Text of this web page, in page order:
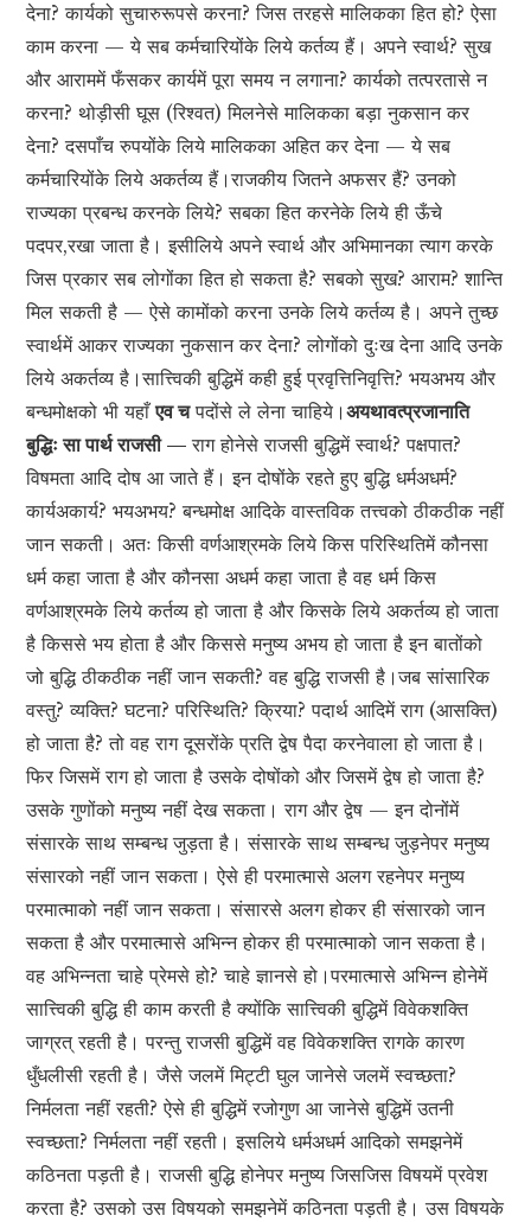
देना? कार्यको सुचारुरूपसे करना? जिस तरहसे मालिकका हित हो? ऐसा
काम करना — ये सब कर्मचारियोंके लिये कर्तव्य हैं। अपने स्वार्थ? सुख
और आराममें फँसकर कार्यमें पूरा समय न लगाना? कार्यको तत्परतासे न
करना? थोड़ीसी घूस (रिश्वत) मिलनेसे मालिकका बड़ा नुकसान कर
देना? दसपाँच रुपयोंके लिये मालिकका अहित कर देना — ये सब
कर्मचारियोंके लिये अकर्तव्य हैं।राजकीय जितने अफसर हैं? उनको
राज्यका प्रबन्ध करनके लिये? सबका हित करनेके लिये ही ऊँचे
पदपर,रखा जाता है। इसीलिये अपने स्वार्थ और अभिमानका त्याग करके
जिस प्रकार सब लोगोंका हित हो सकता है? सबको सुख? आराम? शान्ति
मिल सकती है — ऐसे कामोंको करना उनके लिये कर्तव्य है। अपने तुच्छ
स्वार्थमें आकर राज्यका नुकसान कर देना? लोगोंको दुःख देना आदि उनके
लिये अकर्तव्य है।सात्त्विकी बुद्धिमें कही हुई प्रवृत्तिनिवृत्ति? भयअभय और
बन्धमोक्षको भी यहाँएव चपदोंसे ले लेना चाहिये।अयथावत्प्रजानाति
बुद्धिः सा पार्थ राजसी —राग होनेसे राजसी बुद्धिमें स्वार्थ? पक्षपात?
विषमता आदि दोष आ जाते हैं। इन दोषोंके रहते हुए बुद्धि धर्मअधर्म?
कार्यअकार्य? भयअभय? बन्धमोक्ष आदिके वास्तविक तत्त्वको ठीकठीक नहीं
जान सकती। अतः किसी वर्णआश्रमके लिये किस परिस्थितिमें कौनसा
धर्म कहा जाता है और कौनसा अधर्म कहा जाता है वह धर्म किस
वर्णआश्रमके लिये कर्तव्य हो जाता है और किसके लिये अकर्तव्य हो जाता
है किससे भय होता है और किससे मनुष्य अभय हो जाता है इन बातोंको
जो बुद्धि ठीकठीक नहीं जान सकती? वह बुद्धि राजसी है।जब सांसारिक
वस्तु? व्यक्ति? घटना? परिस्थिति? क्रिया? पदार्थ आदिमें राग (आसक्ति)
हो जाता है? तो वह राग दूसरोंके प्रति द्वेष पैदा करनेवाला हो जाता है।
फिर जिसमें राग हो जाता है उसके दोषोंको और जिसमें द्वेष हो जाता है?
उसके गुणोंको मनुष्य नहीं देख सकता। राग और द्वेष — इन दोनोंमें
संसारके साथ सम्बन्ध जुड़ता है। संसारके साथ सम्बन्ध जुड़नेपर मनुष्य
संसारको नहीं जान सकता। ऐसे ही परमात्मासे अलग रहनेपर मनुष्य
परमात्माको नहीं जान सकता। संसारसे अलग होकर ही संसारको जान
सकता है और परमात्मासे अभिन्न होकर ही परमात्माको जान सकता है।
वह अभिन्नता चाहे प्रेमसे हो? चाहे ज्ञानसे हो।परमात्मासे अभिन्न होनेमें
सात्त्विकी बुद्धि ही काम करती है क्योंकि सात्त्विकी बुद्धिमें विवेकशक्ति
जाग्रत् रहती है। परन्तु राजसी बुद्धिमें वह विवेकशक्ति रागके कारण
धुँधलीसी रहती है। जैसे जलमें मिट्टी घुल जानेसे जलमें स्वच्छता?
निर्मलता नहीं रहती? ऐसे ही बुद्धिमें रजोगुण आ जानेसे बुद्धिमें उतनी
स्वच्छता? निर्मलता नहीं रहती। इसलिये धर्मअधर्म आदिको समझनेमें
कठिनता पड़ती है। राजसी बुद्धि होनेपर मनुष्य जिसजिस विषयमें प्रवेश
करता है? उसको उस विषयको समझनेमें कठिनता पड़ती है। उस विषयके